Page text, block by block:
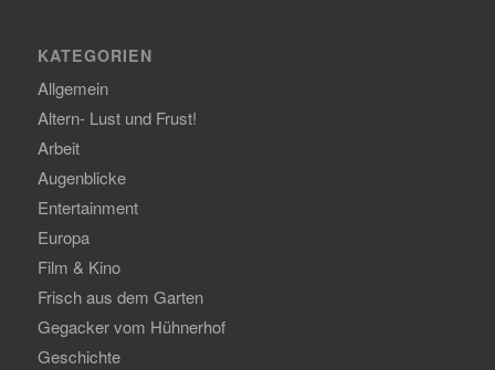
KATEGORIEN
Allgemein
Altern- Lust und Frust!
Arbeit
Augenblicke
Entertainment
Europa
Film & Kino
Frisch aus dem Garten
Gegacker vom Hühnerhof
Geschichte